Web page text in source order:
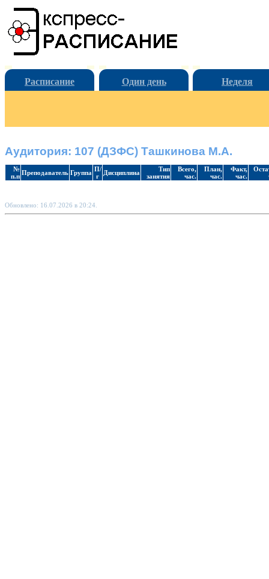
Расписание Один день Неделя
Аудитория: 107 (ДЗФС) Ташкинова М.А.
№
п.п Преподаватель Группа П/
г
Дисциплина
Тип
занятия
Всего,
час.
План,
час.
Факт,
час.
Обновлено: 16.07.2026 в 20:24.